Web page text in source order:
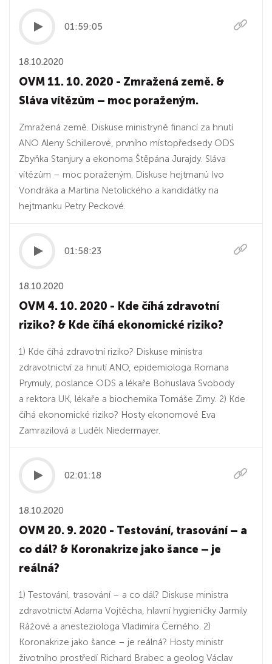
01:59:05
18.10.2020
OVM 11. 10. 2020 - Zmražená země. &
Sláva vítězům – moc poraženým.
Zmražená země. Diskuse ministryně financí za hnutí
ANO Aleny Schillerové, prvního místopředsedy ODS
Zbyňka Stanjury a ekonoma Štěpána Jurajdy. Sláva
vítězům – moc poraženým. Diskuse hejtmanů Ivo
Vondráka a Martina Netolického a kandidátky na
hejtmanku Petry Peckové.
01:58:23
18.10.2020
OVM 4. 10. 2020 - Kde číhá zdravotní
riziko? & Kde číhá ekonomické riziko?
1) Kde číhá zdravotní riziko? Diskuse ministra
zdravotnictví za hnutí ANO, epidemiologa Romana
Prymuly, poslance ODS a lékaře Bohuslava Svobody
a rektora UK, lékaře a biochemika Tomáše Zimy. 2) Kde
číhá ekonomické riziko? Hosty ekonomové Eva
Zamrazilová a Luděk Niedermayer.
02:01:18
18.10.2020
OVM 20. 9. 2020 - Testování, trasování – a
co dál? & Koronakrize jako šance – je
reálná?
1) Testování, trasování – a co dál? Diskuse ministra
zdravotnictví Adama Vojtěcha, hlavní hygieničky Jarmily
Rážové a anesteziologa Vladimíra Černého. 2)
Koronakrize jako šance – je reálná? Hosty ministr
životního prostředí Richard Brabec a geolog Václav